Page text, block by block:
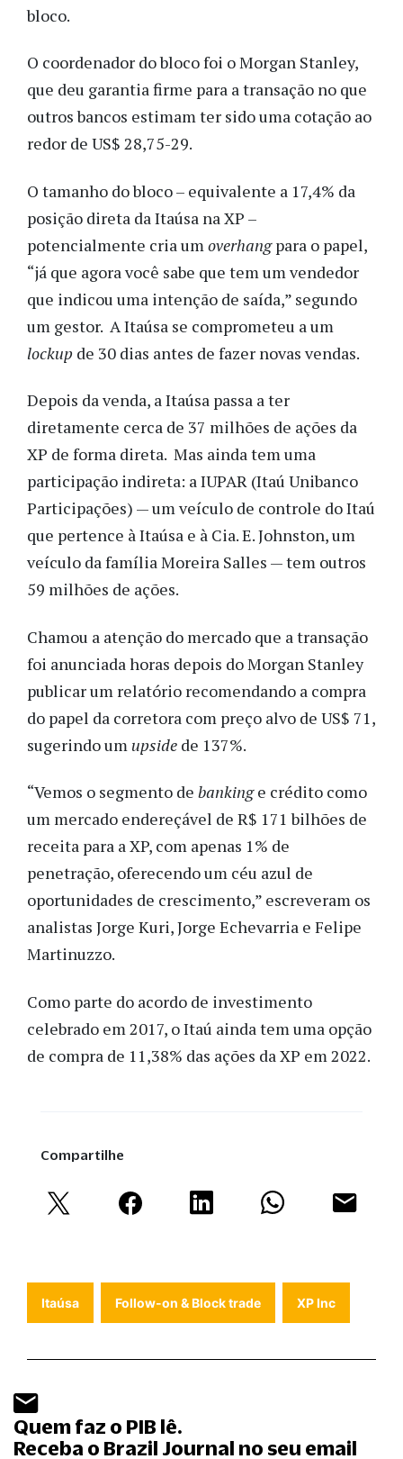
bloco.
O coordenador do bloco foi o Morgan Stanley,
que deu garantia firme para a transação no que
outros bancos estimam ter sido uma cotação ao
redor de US$ 28,75-29.
O tamanho do bloco – equivalente a 17,4% da
posição direta da Itaúsa na XP –
potencialmente cria umoverhangpara o papel,
“já que agora você sabe que tem um vendedor
que indicou uma intenção de saída,” segundo
um gestor. A Itaúsa se comprometeu a um
lockup de 30 dias antes de fazer novas vendas.
Depois da venda, a Itaúsa passa a ter
diretamente cerca de 37 milhões de ações da
XP de forma direta. Mas ainda tem uma
participação indireta: a IUPAR (Itaú Unibanco
Participações) — um veículo de controle do Itaú
que pertence à Itaúsa e à Cia. E. Johnston, um
veículo da família Moreira Salles — tem outros
59 milhões de ações.
Chamou a atenção do mercado que a transação
foi anunciada horas depois do Morgan Stanley
publicar um relatório recomendando a compra
do papel da corretora com preço alvo de US$ 71,
sugerindo um upside de 137%.
“Vemos o segmento de bankinge crédito como
um mercado endereçável de R$ 171 bilhões de
receita para a XP, com apenas 1% de
penetração, oferecendo um céu azul de
oportunidades de crescimento,” escreveram os
analistas Jorge Kuri, Jorge Echevarria e Felipe
Martinuzzo.
Como parte do acordo de investimento
celebrado em 2017, o Itaú ainda tem uma opção
de compra de 11,38% das ações da XP em 2022.
Compartilhe
Itaúsa Follow-on & Block trade XP Inc
Quem faz o PIB lê.
Receba o Brazil Journal no seu email